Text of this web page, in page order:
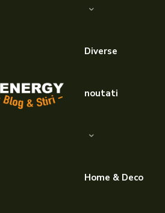
Diverse
noutati
Home & Deco